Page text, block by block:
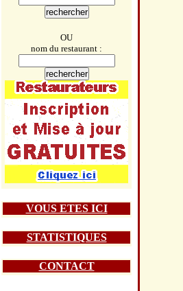
OU
nom du restaurant :
VOUS ETES ICI
STATISTIQUES
CONTACT